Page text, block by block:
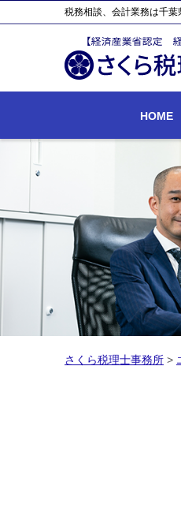
税務相談、会計業務は千
HOME
さくら税理士事務所 >